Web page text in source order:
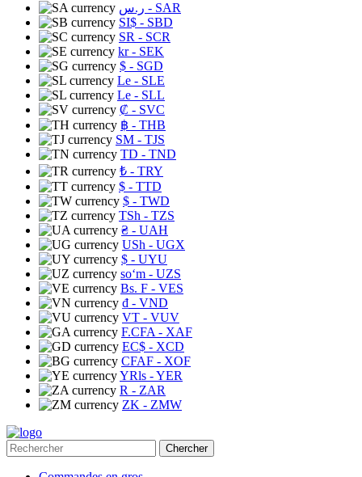
ر.س - SAR
SI$ - SBD
SR - SCR
kr- SEK
$ - SGD
Le - SLE
Le - SLL
₡ - SVC
฿ - THB
ЅМ - TJS
TD - TND
₺ - TRY
$ - TTD
$ - TWD
TSh - TZS
₴ - UAH
USh - UGX
$ - UYU
soʻm - UZS
Bs. F - VES
₫ - VND
VT - VUV
F.CFA - XAF
EC$ - XCD
CFAF - XOF
YRls - YER
R - ZAR
ZK - ZMW
Chercher